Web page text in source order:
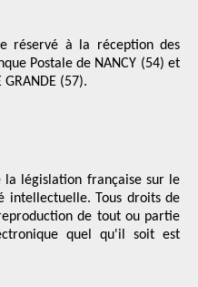
réservé à la réception des
Postale de NANCY (54) et
(57).
la législation française sur le
Tous droits de
de tout ou partie
quel qu'il soit est